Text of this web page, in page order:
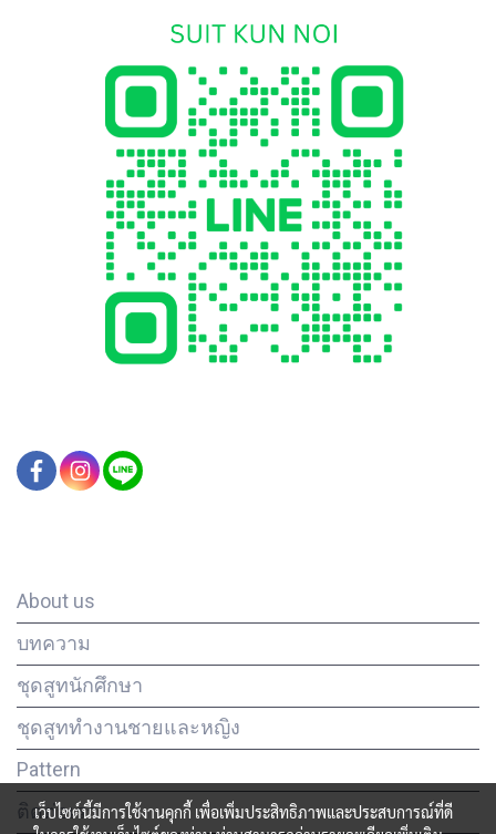
About us
บทความ
ชุดสูทนักศึกษา
ชุดสูททำงานชายและหญิง
Pattern
ติดต่อเรา
เว็บไซต์นี้มีการใช้งานคุกกี้ เพื่อเพิ่มประสิทธิภาพและประสบการณ์ที่ดี